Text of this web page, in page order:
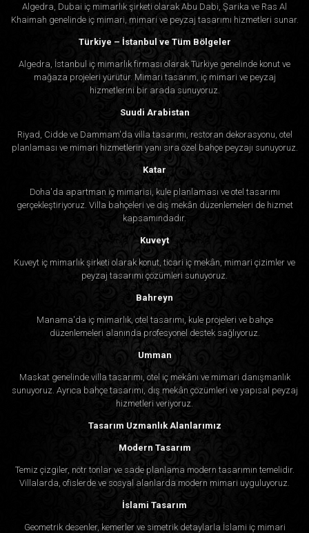
Algedra, Dubai iç mimarlık şirketi olarak Abu Dabi, Şarika ve Ras Al
Khaimah genelinde iç mimari, mimari ve peyzaj tasarımı hizmetleri sunar.
Türkiye – İstanbul ve Tüm Bölgeler
Algedra, İstanbul iç mimarlık firması olarak Türkiye genelinde konut ve
mağaza projeleri yürütür. Mimari tasarım, iç mimari ve peyzaj
hizmetlerini bir arada sunuyoruz.
Suudi Arabistan
Riyad, Cidde ve Dammam'da villa tasarımı, restoran dekorasyonu, otel
planlaması ve mimari hizmetlerin yanı sıra özel bahçe peyzajı sunuyoruz.
Katar
Doha'da apartman iç mimarisi, kule planlaması ve otel tasarımı
gerçekleştiriyoruz. Villa bahçeleri ve dış mekân düzenlemeleri de hizmet
kapsamındadır.
Kuveyt
Kuveyt iç mimarlık şirketi olarak konut, ticari iç mekân, mimari çizimler ve
peyzaj tasarımı çözümleri sunuyoruz.
Bahreyn
Manama'da iç mimarlık, otel tasarımı, kule projeleri ve bahçe
düzenlemeleri alanında profesyonel destek sağlıyoruz.
Umman
Maskat genelinde villa tasarımı, otel iç mekânı ve mimari danışmanlık
sunuyoruz. Ayrıca bahçe tasarımı, dış mekân çözümleri ve yapısal peyzaj
hizmetleri veriyoruz.
Tasarım Uzmanlık Alanlarımız
Modern Tasarım
Temiz çizgiler, nötr tonlar ve sade planlama modern tasarımın temelidir.
Villalarda, ofislerde ve sosyal alanlarda modern mimari uyguluyoruz.
İslami Tasarım
Geometrik desenler, kemerler ve simetrik detaylarla İslami iç mimari